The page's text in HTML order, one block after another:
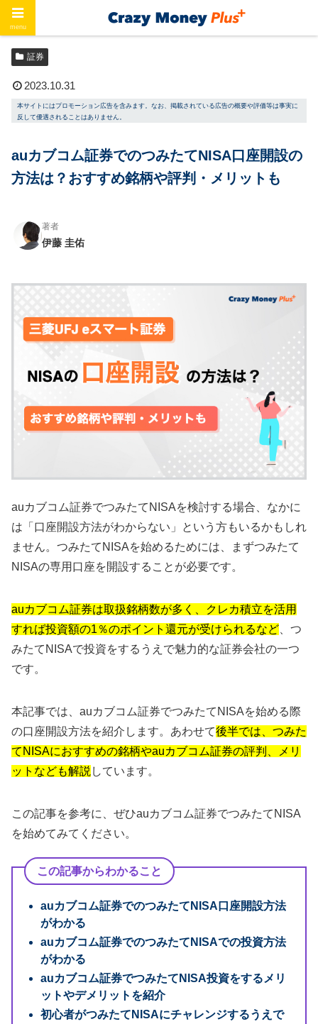
証券
2023.10.31
本サイトにはプロモーション広告を含みます。なお、掲載されている広告の概要や評価等は事実に
反して優遇されることはありません。
auカブコム証券でのつみたてNISA口座開設の
方法は？おすすめ銘柄や評判・メリットも
著者
伊藤 圭佑
auカブコム証券でつみたてNISAを検討する場合、なかに
は「口座開設方法がわからない」という方もいるかもしれ
ません。つみたてNISAを始めるためには、まずつみたて
NISAの専用口座を開設することが必要です。
auカブコム証券は取扱銘柄数が多く、クレカ積立を活用
すれば投資額の1％のポイント還元が受けられるなど 、つ
みたてNISAで投資をするうえで魅力的な証券会社の一つ
です。
本記事では、auカブコム証券でつみたてNISAを始める際
の口座開設方法を紹介します。あわせて後半では、つみた
てNISAにおすすめの銘柄やauカブコム証券の評判、メリ
ットなども解説 しています。
この記事を参考に、ぜひauカブコム証券でつみたてNISA
を始めてみてください。
この記事からわかること
auカブコム証券でのつみたてNISA口座開設方法
がわかる
auカブコム証券でのつみたてNISAでの投資方法
がわかる
auカブコム証券でつみたてNISA投資をするメリ
ットやデメリットを紹介
初心者がつみたてNISAにチャレンジするうえで
menu